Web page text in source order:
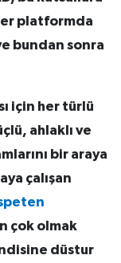
platformda
bundan sonra
için her türlü
ahlaklı ve
bir araya
çalışan
çok olmak
düstur